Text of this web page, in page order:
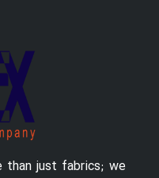
than just fabrics; we